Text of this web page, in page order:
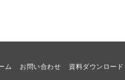
ム お問い合わせ 資料ダウンロード